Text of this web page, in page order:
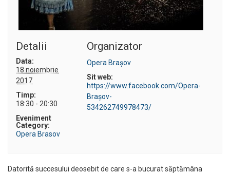
Detalii
Data:
18 noiembrie
2017
Timp:
18:30 - 20:30
Eveniment
Category:
Opera Brasov
Organizator
Opera Braşov
Sit web:
https://www.facebook.com/Opera-
Braşov-
534262749978473/
Datorită succesului deosebit de care s-a bucurat săptămâna